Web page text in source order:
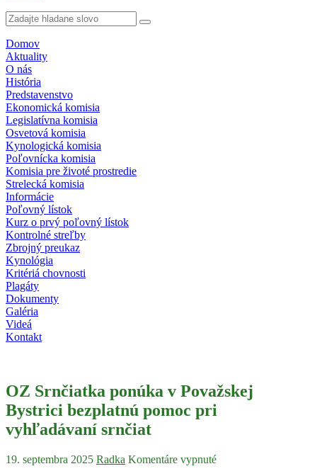
Domov
Aktuality
O nás
História
Predstavenstvo
Ekonomická komisia
Legislatívna komisia
Osvetová komisia
Kynologická komisia
Poľovnícka komisia
Komisia pre životé prostredie
Strelecká komisia
Informácie
Poľovný lístok
Kurz o prvý poľovný lístok
Kontrolné streľby
Zbrojný preukaz
Kynológia
Kritériá chovnosti
Plagáty
Dokumenty
Galéria
Videá
Kontakt
OZ Srnčiatka ponúka v Považskej
Bystrici bezplatnú pomoc pri
vyhľadávaní srnčiat
19. septembra 2025 Radka Komentáre vypnuté